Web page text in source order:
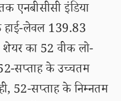
एनबीसीसी इंडिया
हाई-लेवल 139.83
शेयर का 52 वीक लो-
सप्ताह के उच्चतम
52-सप्ताह के निम्नतम